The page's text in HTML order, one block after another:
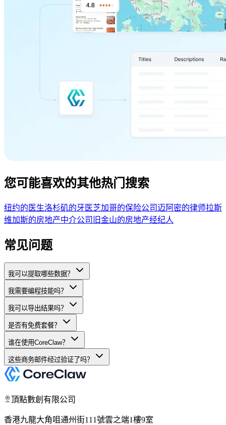
您可能喜欢的其他热门搜索
纽约的医生洛杉矶的牙医芝加哥的保险公司迈阿密的律师拉斯
维加斯的房地产中介公司 旧金山的房地产经纪人
常见问题
我可以提取哪些数据？
我需要编程技能吗？
我可以导出结果吗？
是否有免费套餐？
谁在使用CoreClaw？
这些商务邮件经过验证了吗？
頂點數創有限公司
香港九龍大角咀通州街111號雲之端1樓9室